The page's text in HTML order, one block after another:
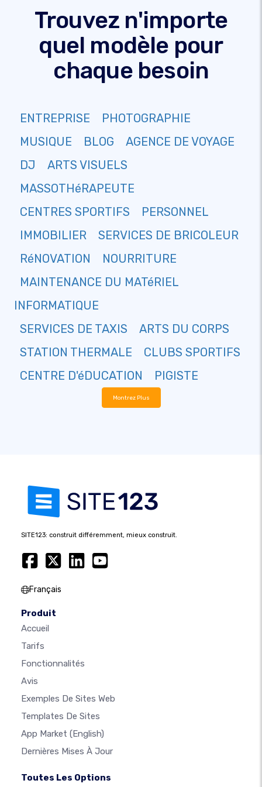
Trouvez n'importe
quel modèle pour
chaque besoin
ENTREPRISE
PHOTOGRAPHIE
MUSIQUE
BLOG
AGENCE DE VOYAGE
DJ
ARTS VISUELS
MASSOTHéRAPEUTE
CENTRES SPORTIFS
PERSONNEL
IMMOBILIER
SERVICES DE BRICOLEUR
RéNOVATION
NOURRITURE
MAINTENANCE DU MATéRIEL
INFORMATIQUE
SERVICES DE TAXIS
ARTS DU CORPS
STATION THERMALE
CLUBS SPORTIFS
CENTRE D'éDUCATION
PIGISTE
Montrez Plus
SITE123: construit différemment, mieux construit.
Français
Produit
Accueil
Tarifs
Fonctionnalités
Avis
Exemples De Sites Web
Templates De Sites
App Market (English)
Dernières Mises À Jour
Toutes Les Options